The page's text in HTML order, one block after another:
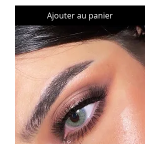
Ajouter au panier